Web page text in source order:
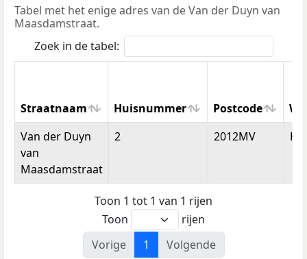
Tabel met het enige adres van de Van der Duyn van
Maasdamstraat.
Zoek in de tabel:
Straatnaam Huisnummer Postcode
Straatnaam
Huisnummer Postcode
Van der Duyn
van
Maasdamstraat
2 2012MV
Toon 1 tot 1 van 1 rijen
Toon
rijen
Vorige
1 Volgende